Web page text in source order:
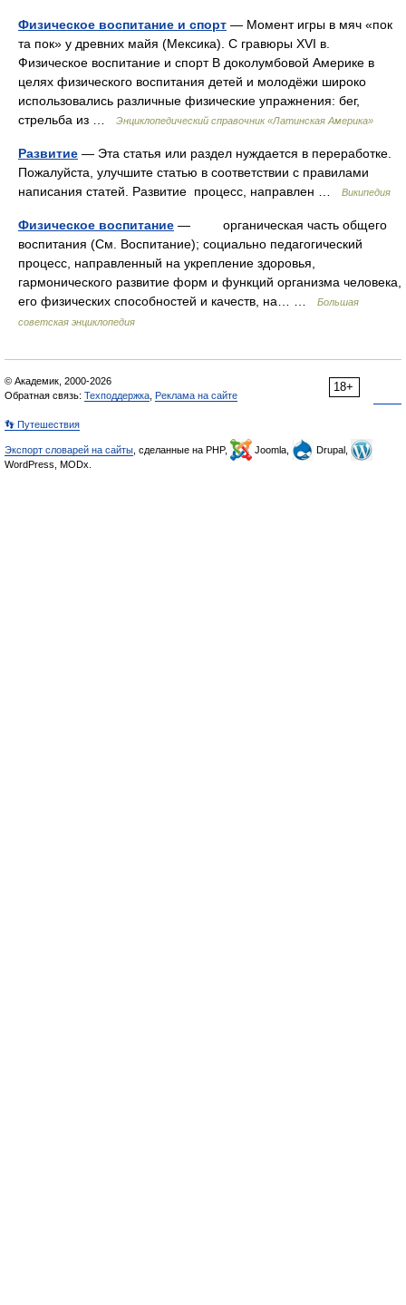
Физическое воспитание и спорт — Момент игры в мяч «пок
та пок» у древних майя (Мексика). С гравюры XVI в.
Физическое воспитание и спорт В доколумбовой Америке в
целях физического воспитания детей и молодёжи широко
использовались различные физические упражнения: бег,
стрельба из …
Энциклопедический справочник «Латинская Америка»
Развитие — Эта статья или раздел нуждается в переработке.
Пожалуйста, улучшите статью в соответствии с правилами
написания статей. Развитие процесс, направлен …
Википедия
Физическое воспитание — органическая часть общего
воспитания (См. Воспитание); социально педагогический
процесс, направленный на укрепление здоровья,
гармонического развитие форм и функций организма человека,
его физических способностей и качеств, на… …
Большая
советская энциклопедия
18+
© Академик, 2000-2026
Обратная связь: Техподдержка Реклама на сайте
👣 Путешествия
Экспорт словарей на сайты , сделанные на PHP, Joomla,
Drupal,
WordPress, MODx.